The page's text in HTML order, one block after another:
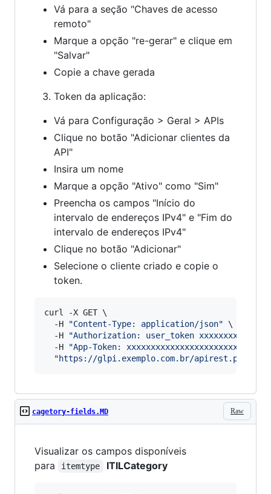
Vá para a seção "Chaves de acesso
remoto"
Marque a opção "re-gerar" e clique em
"Salvar"
Copie a chave gerada
Token da aplicação:
Vá para Configuração > Geral > APIs
Clique no botão "Adicionar clientes da
API"
Insira um nome
Marque a opção "Ativo" como "Sim"
Preencha os campos "Início do
intervalo de endereços IPv4" e "Fim do
intervalo de endereços IPv4"
Clique no botão "Adicionar"
Selecione o cliente criado e copie o
token.
curl -X GET \
  -H
"Content-Type: application/json" \
  -H
"Authorization: user_token
  -H
"App-Token:
"https://glpi.exemplo.com.br/apirest.php/
Raw
cagetory-fields.MD
Visualizar os campos disponíveis
para
itemtype ITILCategory